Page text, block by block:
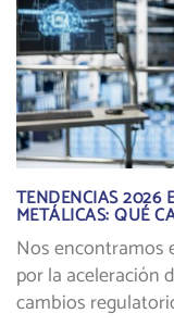
TENDENCIAS 2026
METÁLICAS: QUÉ
Nos encontramos
por la aceleración
cambios